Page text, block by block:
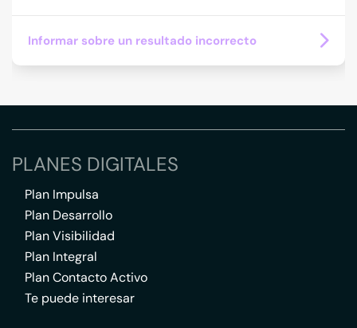
Informar sobre un resultado incorrecto
PLANES DIGITALES
Plan Impulsa
Plan Desarrollo
Plan Visibilidad
Plan Integral
Plan Contacto Activo
Te puede interesar